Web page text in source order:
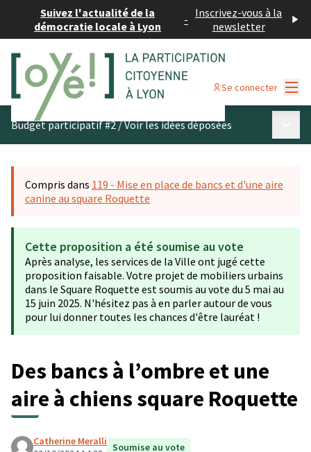
Suivez l'actualité de la
démocratie locale à Lyon
- Inscrivez-vous à la
newsletter
Se connecter
Budget participatif #2/Voir les idées déposées
Compris dans 119 - Mise en place de bancs et d'une aire
canine au square Roquette
Cette proposition a été soumise au vote
Après analyse, les services de la Ville ont jugé cette
proposition faisable. Votre projet de mobiliers urbains
dans le Square Roquette est soumis au vote du 5 mai au
15 juin 2025. N'hésitez pas à en parler autour de vous
pour lui donner toutes les chances d'être lauréat !
Des bancs à l’ombre et une
aire à chiens square Roquette
Catherine Meralli Soumise au vote